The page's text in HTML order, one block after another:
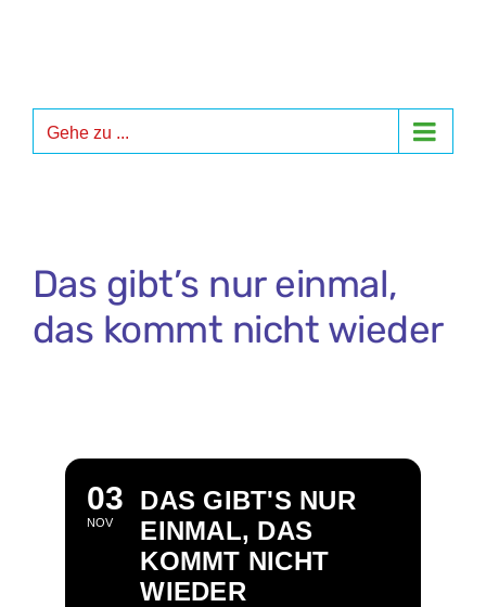
Gehe zu ...
Das gibt’s nur einmal,
das kommt nicht wieder
03
NOV
DAS GIBT'S NUR
EINMAL, DAS
KOMMT NICHT
WIEDER